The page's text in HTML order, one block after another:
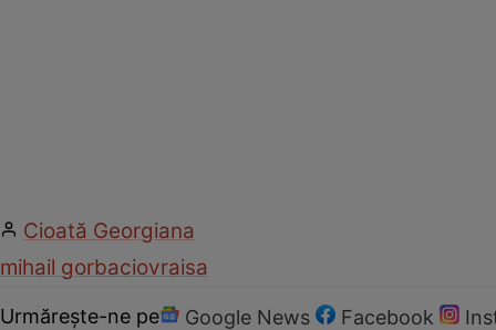
Cioată Georgiana
mihail gorbaciovraisa
Urmărește-ne pe Google News Facebook